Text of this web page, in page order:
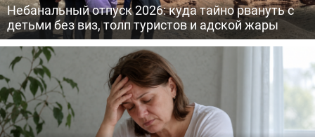
Небанальный отпуск 2026: куда тайно рвануть с
детьми без виз, толп туристов и адской жары